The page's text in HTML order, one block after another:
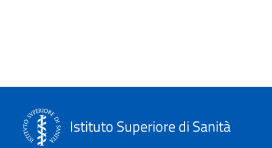
Istituto Superiore di Sanità